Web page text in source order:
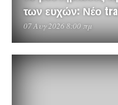
των ευχών: Νέο
07 Αυγ 2026 8:00 πμ